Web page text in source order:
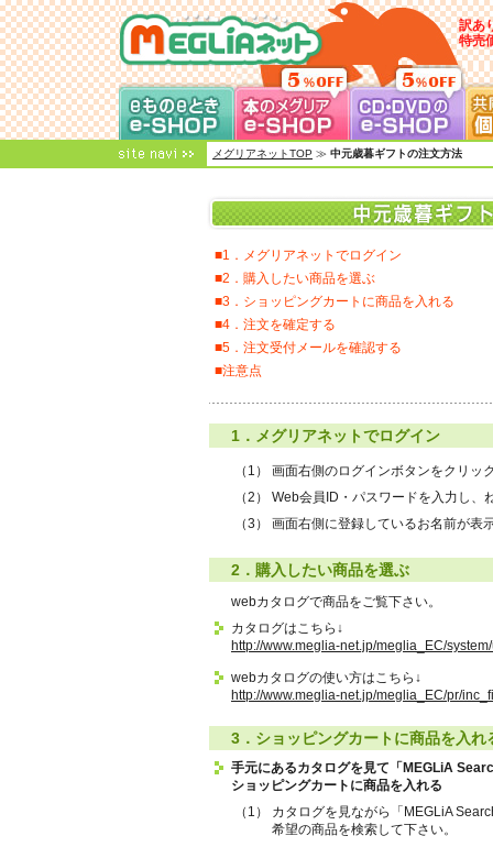
メグリアネット
訳あ
特売
メグリアネットTOP ≫ 中元歳暮ギフトの注文方法
■1．メグリアネットでログイン
■2．購入したい商品を選ぶ
■3．ショッピングカートに商品を入れる
■4．注文を確定する
■5．注文受付メールを確認する
■注意点
1．メグリアネットでログイン
（1）
画面右側のログインボタンをクリッ
（2）
Web会員ID・パスワードを入力し、
（3）
画面右側に登録しているお名前が表
2．購入したい商品を選ぶ
webカタログで商品をご覧下さい。
カタログはこちら↓
http://www.meglia-net.jp/meglia_EC/
webカタログの使い方はこちら↓
http://www.meglia-net.jp/meglia_EC/pr/
3．ショッピングカートに商品を入れ
手元にあるカタログを見て「MEGLiA
ショッピングカートに商品を入れる
（1）
カタログを見ながら「MEGLiA
希望の商品を検索して下さい。